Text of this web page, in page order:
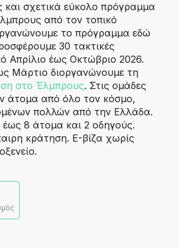
και σχετικά εύκολο πρόγραμμα
από τον τοπικό
το πρόγραμμα εδώ
30 τακτικές
Απρίλιο έως Οκτώβριο 2026.
Μάρτιο διοργανώνουμε τη
στο Έλμπρους. Στις ομάδες
άτομα από όλο τον κόσμο,
πολλών από την Ελλάδα.
έως 8 άτομα και 2 οδηγούς.
κράτηση. E-βίζα χωρίς